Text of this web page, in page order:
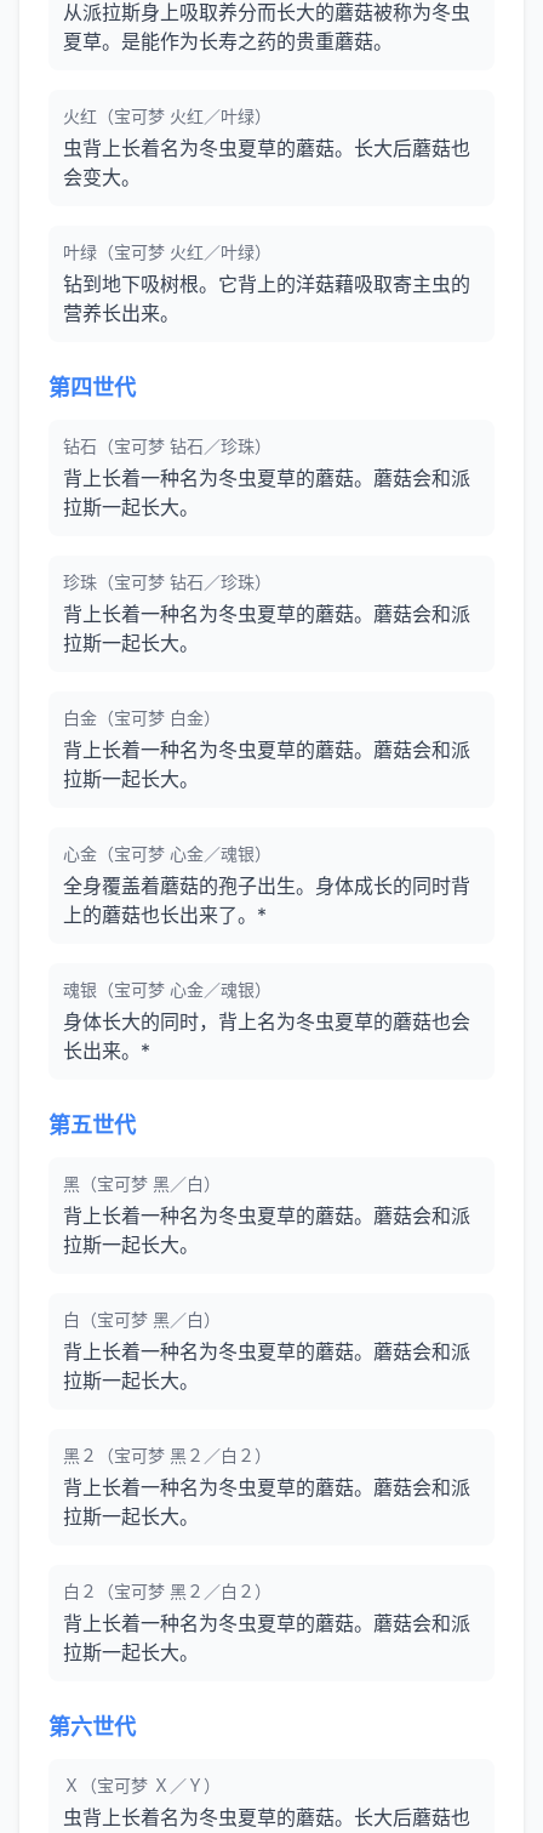
从派拉斯身上吸取养分而长大的蘑菇被称为冬虫
夏草。是能作为长寿之药的贵重蘑菇。
火红（宝可梦 火红／叶绿）
虫背上长着名为冬虫夏草的蘑菇。长大后蘑菇也
会变大。
叶绿（宝可梦 火红／叶绿）
钻到地下吸树根。它背上的洋菇藉吸取寄主虫的
营养长出来。
第四世代
钻石（宝可梦 钻石／珍珠）
背上长着一种名为冬虫夏草的蘑菇。蘑菇会和派
拉斯一起长大。
珍珠（宝可梦 钻石／珍珠）
背上长着一种名为冬虫夏草的蘑菇。蘑菇会和派
拉斯一起长大。
白金（宝可梦 白金）
背上长着一种名为冬虫夏草的蘑菇。蘑菇会和派
拉斯一起长大。
心金（宝可梦 心金／魂银）
全身覆盖着蘑菇的孢子出生。身体成长的同时背
上的蘑菇也长出来了。*
魂银（宝可梦 心金／魂银）
身体长大的同时，背上名为冬虫夏草的蘑菇也会
长出来。*
第五世代
黑（宝可梦 黑／白）
背上长着一种名为冬虫夏草的蘑菇。蘑菇会和派
拉斯一起长大。
白（宝可梦 黑／白）
背上长着一种名为冬虫夏草的蘑菇。蘑菇会和派
拉斯一起长大。
黑２（宝可梦 黑２／白２）
背上长着一种名为冬虫夏草的蘑菇。蘑菇会和派
拉斯一起长大。
白２（宝可梦 黑２／白２）
背上长着一种名为冬虫夏草的蘑菇。蘑菇会和派
拉斯一起长大。
第六世代
Ｘ（宝可梦 Ｘ／Ｙ）
虫背上长着名为冬虫夏草的蘑菇。长大后蘑菇也